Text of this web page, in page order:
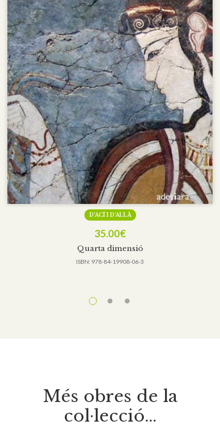
Quarta dimensió
D’ACÍ I D’ALLÀ
35.00€
ISBN: 978-84-19908-06-3
Més obres de la
col·lecció...